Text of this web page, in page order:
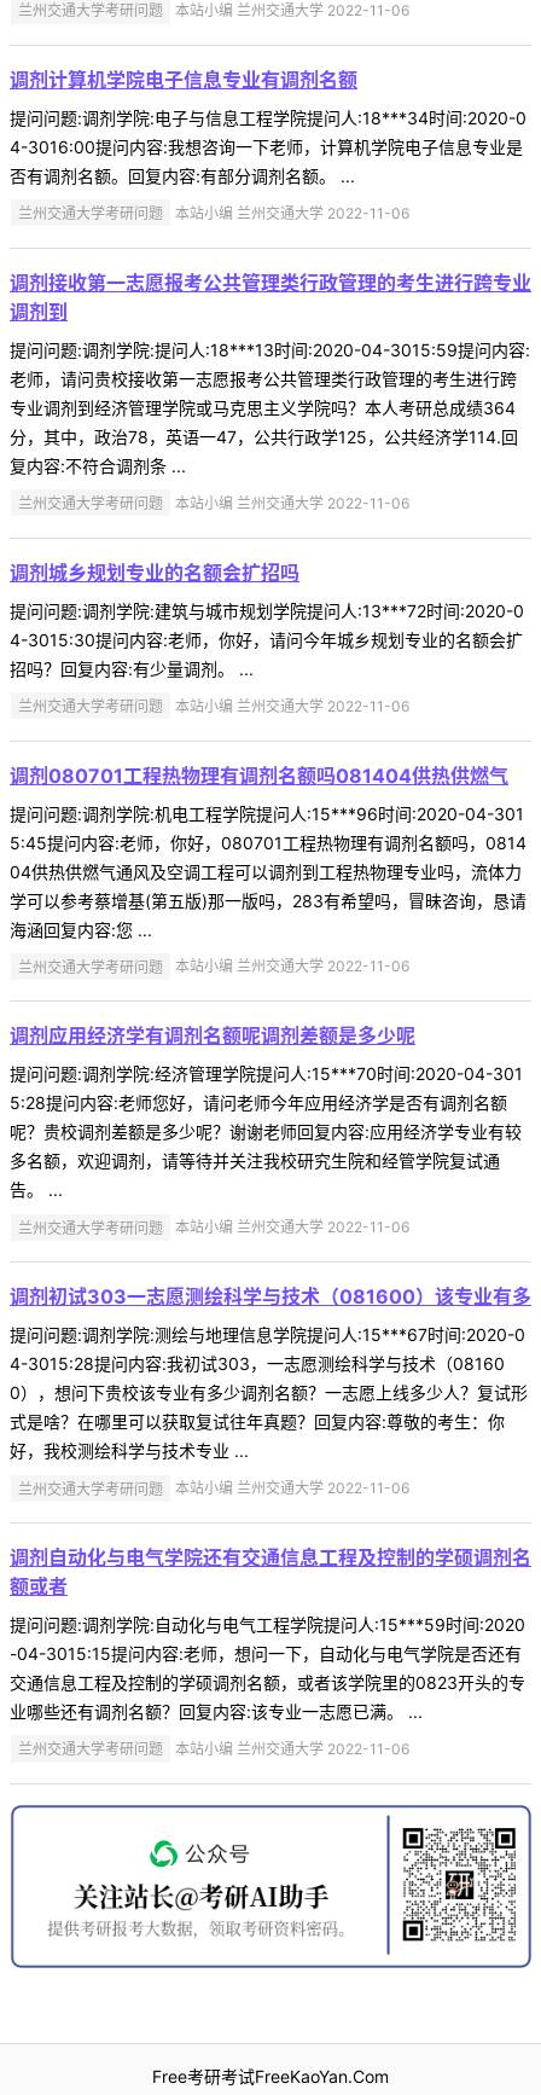
兰州交通大学考研问题 本站小编 兰州交通大学 2022-11-06
调剂计算机学院电子信息专业有调剂名额
提问问题:调剂学院:电子与信息工程学院提问人:18***34时间:2020-0
4-3016:00提问内容:我想咨询一下老师，计算机学院电子信息专业是
否有调剂名额。回复内容:有部分调剂名额。 ...
兰州交通大学考研问题 本站小编 兰州交通大学 2022-11-06
调剂接收第一志愿报考公共管理类行政管理的考生进行跨专业
调剂到
提问问题:调剂学院:提问人:18***13时间:2020-04-3015:59提问内容:
老师，请问贵校接收第一志愿报考公共管理类行政管理的考生进行跨
专业调剂到经济管理学院或马克思主义学院吗？本人考研总成绩364
分，其中，政治78，英语一47，公共行政学125，公共经济学114.回
复内容:不符合调剂条 ...
兰州交通大学考研问题 本站小编 兰州交通大学 2022-11-06
调剂城乡规划专业的名额会扩招吗
提问问题:调剂学院:建筑与城市规划学院提问人:13***72时间:2020-0
4-3015:30提问内容:老师，你好，请问今年城乡规划专业的名额会扩
招吗？回复内容:有少量调剂。 ...
兰州交通大学考研问题 本站小编 兰州交通大学 2022-11-06
调剂080701工程热物理有调剂名额吗081404供热供燃气
提问问题:调剂学院:机电工程学院提问人:15***96时间:2020-04-301
5:45提问内容:老师，你好，080701工程热物理有调剂名额吗，0814
04供热供燃气通风及空调工程可以调剂到工程热物理专业吗，流体力
学可以参考蔡增基(第五版)那一版吗，283有希望吗，冒昧咨询，恳请
海涵回复内容:您 ...
兰州交通大学考研问题 本站小编 兰州交通大学 2022-11-06
调剂应用经济学有调剂名额呢调剂差额是多少呢
提问问题:调剂学院:经济管理学院提问人:15***70时间:2020-04-301
5:28提问内容:老师您好，请问老师今年应用经济学是否有调剂名额
呢？贵校调剂差额是多少呢？谢谢老师回复内容:应用经济学专业有较
多名额，欢迎调剂，请等待并关注我校研究生院和经管学院复试通
告。 ...
兰州交通大学考研问题 本站小编 兰州交通大学 2022-11-06
调剂初试303一志愿测绘科学与技术（081600）该专业有多
提问问题:调剂学院:测绘与地理信息学院提问人:15***67时间:2020-0
4-3015:28提问内容:我初试303，一志愿测绘科学与技术（08160
0），想问下贵校该专业有多少调剂名额？一志愿上线多少人？复试形
式是啥？在哪里可以获取复试往年真题？回复内容:尊敬的考生：你
好，我校测绘科学与技术专业 ...
兰州交通大学考研问题 本站小编 兰州交通大学 2022-11-06
调剂自动化与电气学院还有交通信息工程及控制的学硕调剂名
额或者
提问问题:调剂学院:自动化与电气工程学院提问人:15***59时间:2020
-04-3015:15提问内容:老师，想问一下，自动化与电气学院是否还有
交通信息工程及控制的学硕调剂名额，或者该学院里的0823开头的专
业哪些还有调剂名额？回复内容:该专业一志愿已满。 ...
兰州交通大学考研问题 本站小编 兰州交通大学 2022-11-06
Free考研考试FreeKaoYan.Com